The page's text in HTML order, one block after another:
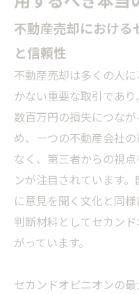
不動産売却における
と信頼性
不動産売却は多くの人
かない重要な取引であ
数百万円の損失につな
め、一つの不動産会社
なく、第三者からの視
ンが注目されています
に意見を聞く文化と同
判断材料としてセカン
がっています。
セカンドオピニオンの